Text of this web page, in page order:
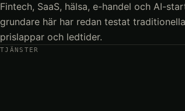
Fintech, SaaS, hälsa, e-handel och AI-
grundare här har redan testat
prislappar och ledtider.
TJÄNSTER